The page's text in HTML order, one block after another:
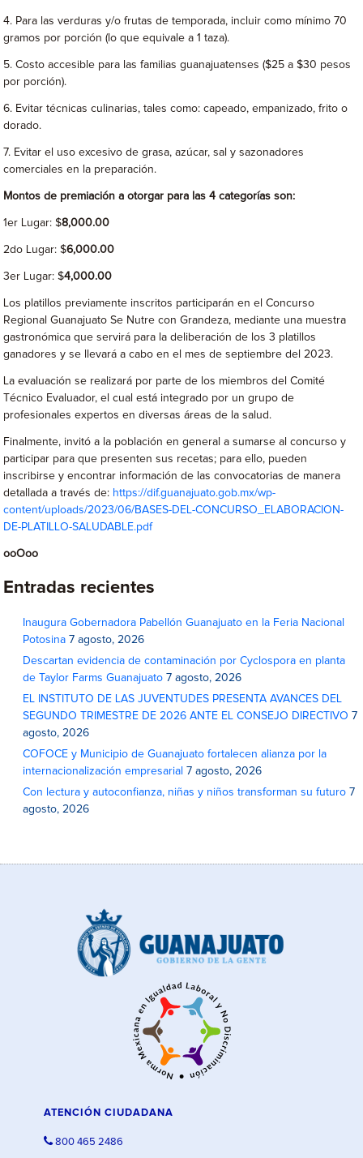
4. Para las verduras y/o frutas de temporada, incluir como mínimo 70
gramos por porción (lo que equivale a 1 taza).
5. Costo accesible para las familias guanajuatenses ($25 a $30 pesos
por porción).
6. Evitar técnicas culinarias, tales como: capeado, empanizado, frito o
dorado.
7. Evitar el uso excesivo de grasa, azúcar, sal y sazonadores
comerciales en la preparación.
Montos de premiación a otorgar para las 4 categorías son:
1er Lugar: $8,000.00
2do Lugar: $6,000.00
3er Lugar: $4,000.00
Los platillos previamente inscritos participarán en el Concurso
Regional Guanajuato Se Nutre con Grandeza, mediante una muestra
gastronómica que servirá para la deliberación de los 3 platillos
ganadores y se llevará a cabo en el mes de septiembre del 2023.
La evaluación se realizará por parte de los miembros del Comité
Técnico Evaluador, el cual está integrado por un grupo de
profesionales expertos en diversas áreas de la salud.
Finalmente, invitó a la población en general a sumarse al concurso y
participar para que presenten sus recetas; para ello, pueden
inscribirse y encontrar información de las convocatorias de manera
detallada a través de: https://dif.guanajuato.gob.mx/wp-
content/uploads/2023/06/BASES-DEL-CONCURSO_ELABORACION-
DE-PLATILLO-SALUDABLE.pdf
ooOoo
Entradas recientes
Inaugura Gobernadora Pabellón Guanajuato en la Feria Nacional
Potosina 7 agosto, 2026
Descartan evidencia de contaminación por Cyclospora en planta
de Taylor Farms Guanajuato 7 agosto, 2026
EL INSTITUTO DE LAS JUVENTUDES PRESENTA AVANCES DEL
SEGUNDO TRIMESTRE DE 2026 ANTE EL CONSEJO DIRECTIVO 7
agosto, 2026
COFOCE y Municipio de Guanajuato fortalecen alianza por la
internacionalización empresarial 7 agosto, 2026
Con lectura y autoconfianza, niñas y niños transforman su futuro 7
agosto, 2026
ATENCIÓN CIUDADANA
800 465 2486